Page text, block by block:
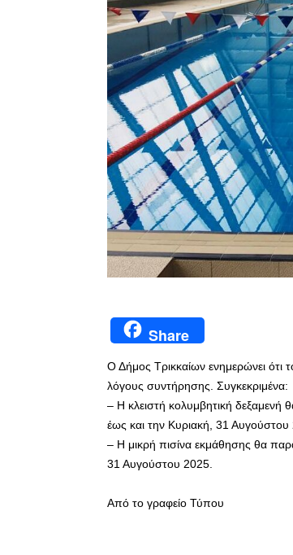
Share
Ο Δήμος Τρικκαίων ενημερώνει ότι
λόγους συντήρησης. Συγκεκριμένα:
– Η κλειστή κολυμβητική
έως και την Κυριακή, 31 Αυγούστου
– Η μικρή πισίνα εκμάθησης θα
31 Αυγούστου 2025.
Από το γραφείο Τύπου